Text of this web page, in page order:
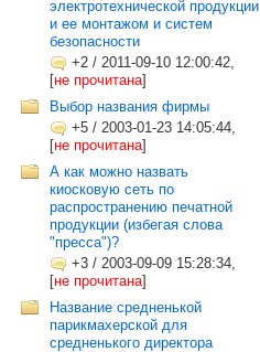
электротехнической продукции
и ее монтажом и систем
безопасности
+2 / 2011-09-10 12:00:42,
[не прочитана]
Выбор названия фирмы
+5 / 2003-01-23 14:05:44,
[не прочитана]
А как можно назвать
киосковую сеть по
распространению печатной
продукции (избегая слова
"пресса")?
+3 / 2003-09-09 15:28:34,
[не прочитана]
Название средненькой
парикмахерской для
средненького директора